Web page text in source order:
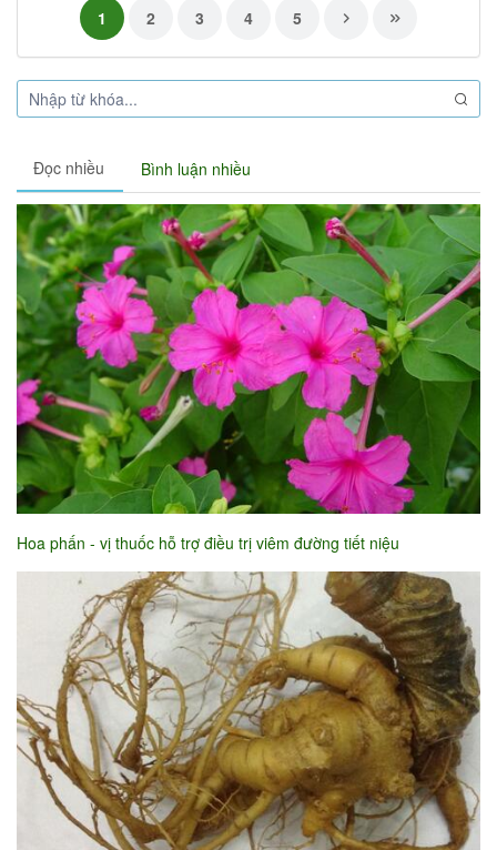
1 2 3 4 5
Đọc nhiều Bình luận nhiều
Hoa phấn - vị thuốc hỗ trợ điều trị viêm đường tiết niệu